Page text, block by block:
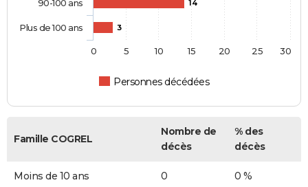
14
3
Personnes décédées
90-100 ans
Plus de 100 ans
0 5 10 15 20 25 30
Famille COGREL
Nombre de
décès
% des
décès
Moins de 10 ans 0 0 %